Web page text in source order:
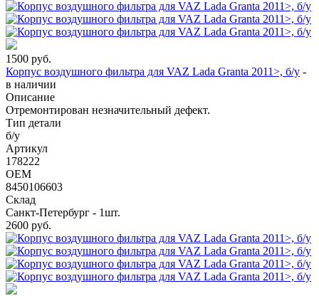
1500 руб.
Корпус воздушного фильтра для VAZ Lada Granta 2011>, б/у -
в наличии
Описание
Отремонтирован незначительный дефект.
Тип детали
б/у
Артикул
178222
OEM
8450106603
Склад
Санкт-Петербург - 1шт.
2600 руб.